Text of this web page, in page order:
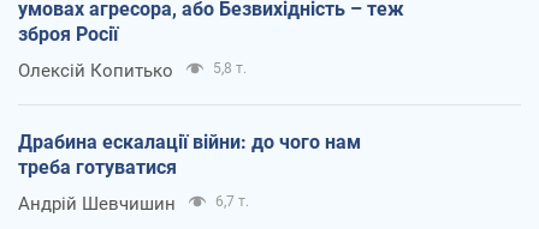
умовах агресора, або Безвихідність – теж
зброя Росії
Олексій Копитько 5,8 т.
Драбина ескалації війни: до чого нам
треба готуватися
Андрій Шевчишин 6,7 т.